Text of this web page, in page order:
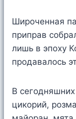
Широченная
приправ
лишь в эпоху
продавалось
В
цикорий,